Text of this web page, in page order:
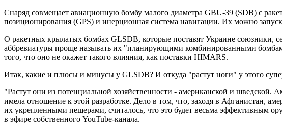
Снаряд совмещает авиационную бомбу малого диаметра GBU-39 (SDB) с
позиционирования (GPS) и инерционная система навигации. Их можно
О ракетных крылатых бомбах GLSDB, которые поставят Украине союзники,
аббревиатуры проще называть их "планирующими комбинированными
того, что оно не окажет такого влияния, как поставки HIMARS.
Итак, какие и плюсы и минусы у GLSDB? И откуда "растут ноги" у этого
"Растут они из потенциальной хозяйственности - американской и
имела отношение к этой разработке. Дело в том, что, заходя в Афганистан,
их укрепленными пещерами, считалось, что это будет весьма эффективным
в эфире собственного YouTube-канала.